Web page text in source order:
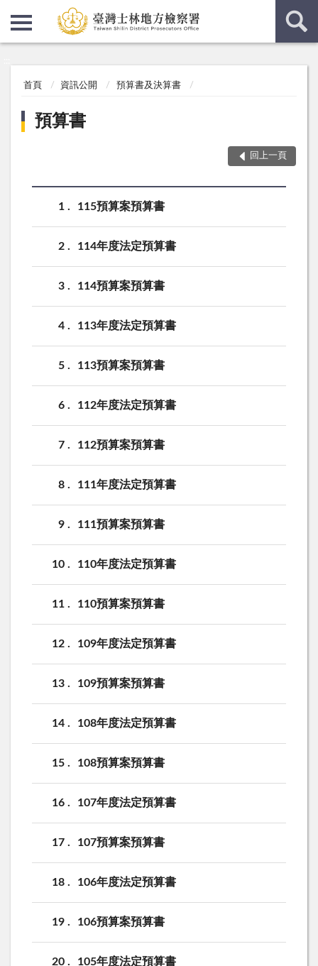
首頁 資訊公開 預算書及決算書
預算書
回上一頁
1 115預算案預算書
2 114年度法定預算書
3 114預算案預算書
4 113年度法定預算書
5 113預算案預算書
6 112年度法定預算書
7 112預算案預算書
8 111年度法定預算書
9 111預算案預算書
10 110年度法定預算書
11 110預算案預算書
12 109年度法定預算書
13 109預算案預算書
14 108年度法定預算書
15 108預算案預算書
16 107年度法定預算書
17 107預算案預算書
18 106年度法定預算書
19 106預算案預算書
20 105年度法定預算書